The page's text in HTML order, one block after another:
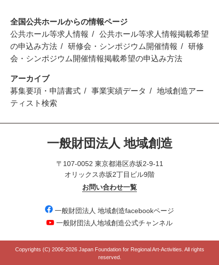
全国公共ホールからの情報ページ
公共ホール等求人情報
公共ホール等求人情報掲載希望
の申込み方法
研修会・シンポジウム開催情報
研修
会・シンポジウム開催情報掲載希望の申込み方法
アーカイブ
募集要項・申請書式
事業実績データ
地域創造アー
ティスト検索
一般財団法人 地域創造
〒107-0052 東京都港区赤坂2-9-11
オリックス赤坂2丁目ビル9階
お問い合わせ一覧
一般財団法人 地域創造facebookページ
一般財団法人地域創造公式チャンネル
Copyrights (C) 2006-2026 Japan Foundation for Regional Art-Activities. All rights
reserved.